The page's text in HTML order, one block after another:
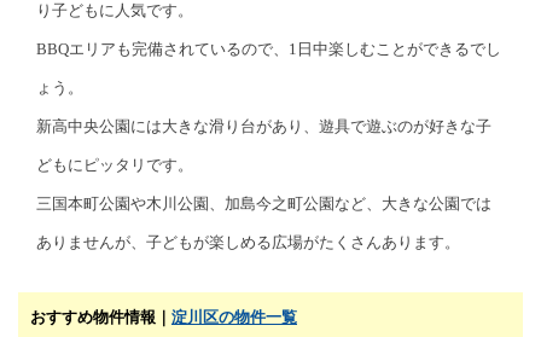
り子どもに人気です。
BBQエリアも完備されているので、1日中楽しむことができるでし
ょう。
新高中央公園には大きな滑り台があり、遊具で遊ぶのが好きな子
どもにピッタリです。
三国本町公園や木川公園、加島今之町公園など、大きな公園では
ありませんが、子どもが楽しめる広場がたくさんあります。
おすすめ物件情報｜ 淀川区の物件一覧